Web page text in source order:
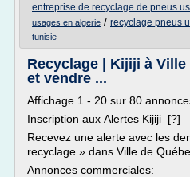
entreprise de recyclage de pneus
usages en algerie / recyclage pneus
tunisie
Recyclage | Kijiji à
et vendre ...
Affichage 1 - 20 sur 80
Inscription aux Alertes Kijiji [?]
Recevez une alerte avec les
recyclage » dans Ville de
Annonces commerciales: